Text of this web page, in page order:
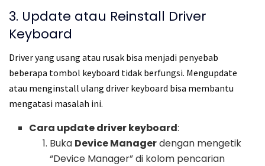
3. Update atau Reinstall Driver
Keyboard
Driver yang usang atau rusak bisa menjadi penyebab
beberapa tombol keyboard tidak berfungsi. Mengupdate
atau menginstall ulang driver keyboard bisa membantu
mengatasi masalah ini.
Cara update driver keyboard:
Buka Device Managerdengan mengetik
“Device Manager” di kolom pencarian